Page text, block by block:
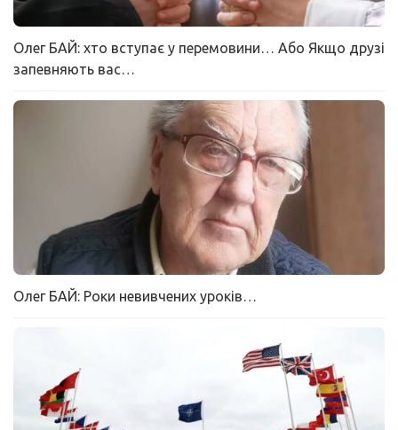
Олег БАЙ: хто вступає у перемовини… Або Якщо друзі
запевняють вас…
Олег БАЙ: Роки невивчених уроків…